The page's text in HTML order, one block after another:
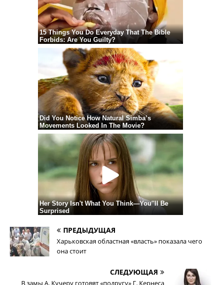
ПРЕДЫДУЩАЯ
Харьковская областная «власть» показала чего
она стоит
СЛЕДУЮЩАЯ
В замы А. Кучеру готовят «подругу» Г. Кернеса